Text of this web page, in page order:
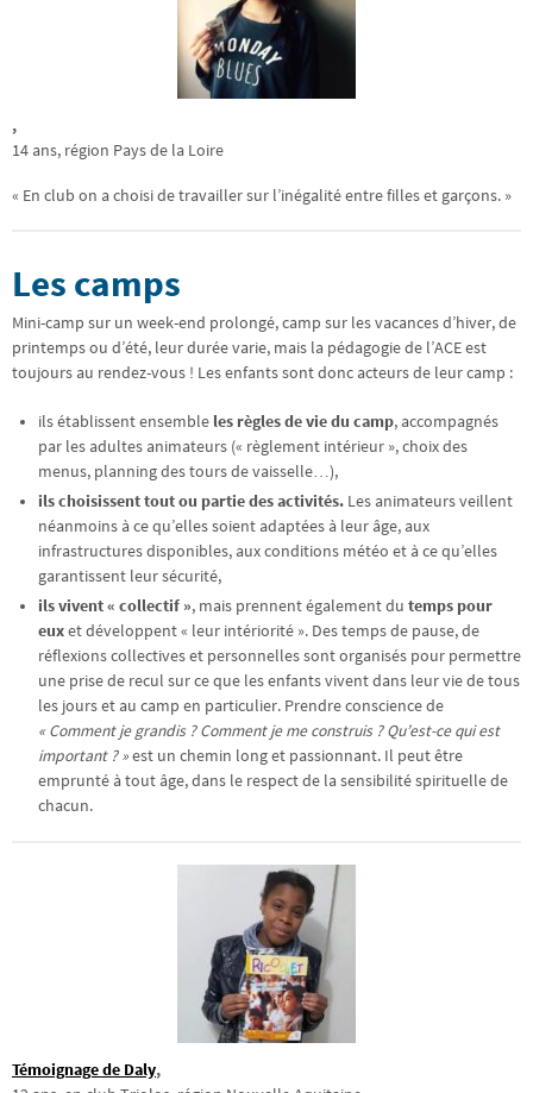
,
14 ans, région Pays de la Loire
« En club on a choisi de travailler sur l’inégalité entre filles et garçons. »
Les camps
Mini-camp sur un week-end prolongé, camp sur les vacances d’hiver, de
printemps ou d’été, leur durée varie, mais la pédagogie de l’ACE est
toujours au rendez-vous ! Les enfants sont donc acteurs de leur camp :
ils établissent ensemble les règles de vie du camp, accompagnés
par les adultes animateurs (« règlement intérieur », choix des
menus, planning des tours de vaisselle…),
ils choisissent tout ou partie des activités.Les animateurs veillent
néanmoins à ce qu’elles soient adaptées à leur âge, aux
infrastructures disponibles, aux conditions météo et à ce qu’elles
garantissent leur sécurité,
ils vivent « collectif », mais prennent également du temps pour
euxet développent « leur intériorité ». Des temps de pause, de
réflexions collectives et personnelles sont organisés pour permettre
une prise de recul sur ce que les enfants vivent dans leur vie de tous
les jours et au camp en particulier. Prendre conscience de
« Comment je grandis ? Comment je me construis ? Qu’est-ce qui est
important ? »est un chemin long et passionnant. Il peut être
emprunté à tout âge, dans le respect de la sensibilité spirituelle de
chacun.
Témoignage de Daly,